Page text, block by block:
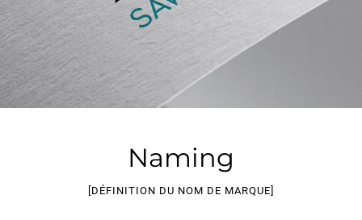
Naming
[DÉFINITION DU NOM DE MARQUE]